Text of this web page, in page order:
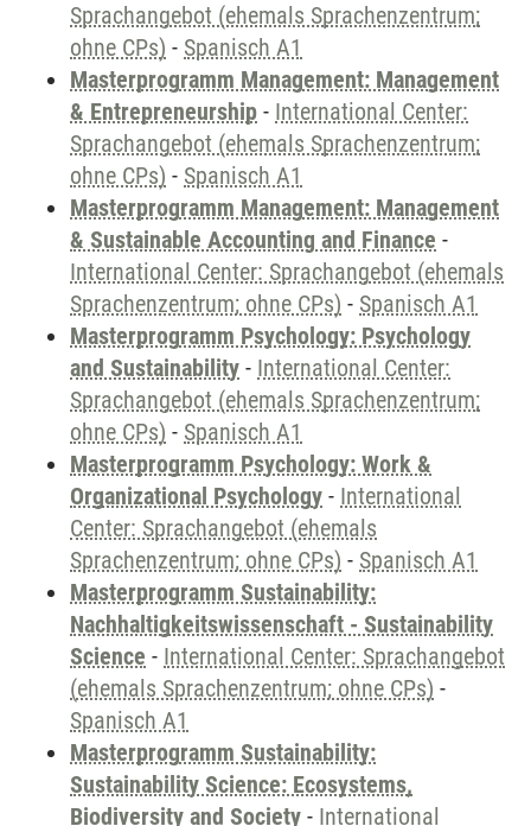
Sprachangebot (ehemals Sprachenzentrum;
ohne CPs) - Spanisch A1
Masterprogramm Management: Management
& Entrepreneurship - International Center:
Sprachangebot (ehemals Sprachenzentrum;
ohne CPs) - Spanisch A1
Masterprogramm Management: Management
& Sustainable Accounting and Finance -
International Center: Sprachangebot (ehemals
Sprachenzentrum; ohne CPs) - Spanisch A1
Masterprogramm Psychology: Psychology
and Sustainability - International Center:
Sprachangebot (ehemals Sprachenzentrum;
ohne CPs) - Spanisch A1
Masterprogramm Psychology: Work &
Organizational Psychology - International
Center: Sprachangebot (ehemals
Sprachenzentrum; ohne CPs) - Spanisch A1
Masterprogramm Sustainability:
Nachhaltigkeitswissenschaft - Sustainability
Science - International Center: Sprachangebot
(ehemals Sprachenzentrum; ohne CPs) -
Spanisch A1
Masterprogramm Sustainability:
Sustainability Science: Ecosystems,
Biodiversity and Society - International